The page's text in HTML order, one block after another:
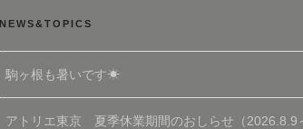
NEWS&TOPICS
駒ヶ根も暑いです☀
アトリエ東京 夏季休業期間のおしらせ（2026.8.9